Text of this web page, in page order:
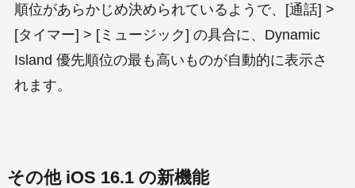
順位があらかじめ決められているようで、[通話] >
[タイマー] > [ミュージック] の具合に、Dynamic
Island 優先順位の最も高いものが自動的に表示さ
れます。
その他 iOS 16.1 の新機能